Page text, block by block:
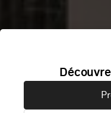
BY